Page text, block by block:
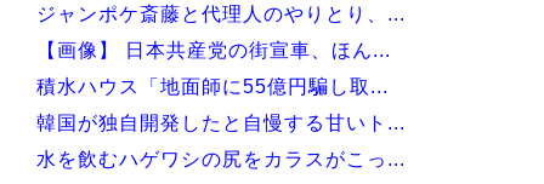
Powered by livedoor 相互RSS
ジャンポケ斎藤と代理人のやりとり、...
【画像】 日本共産党の街宣車、ほん...
積水ハウス「地面師に55億円騙し取...
韓国が独自開発したと自慢する甘いト...
水を飲むハゲワシの尻をカラスがこっ...